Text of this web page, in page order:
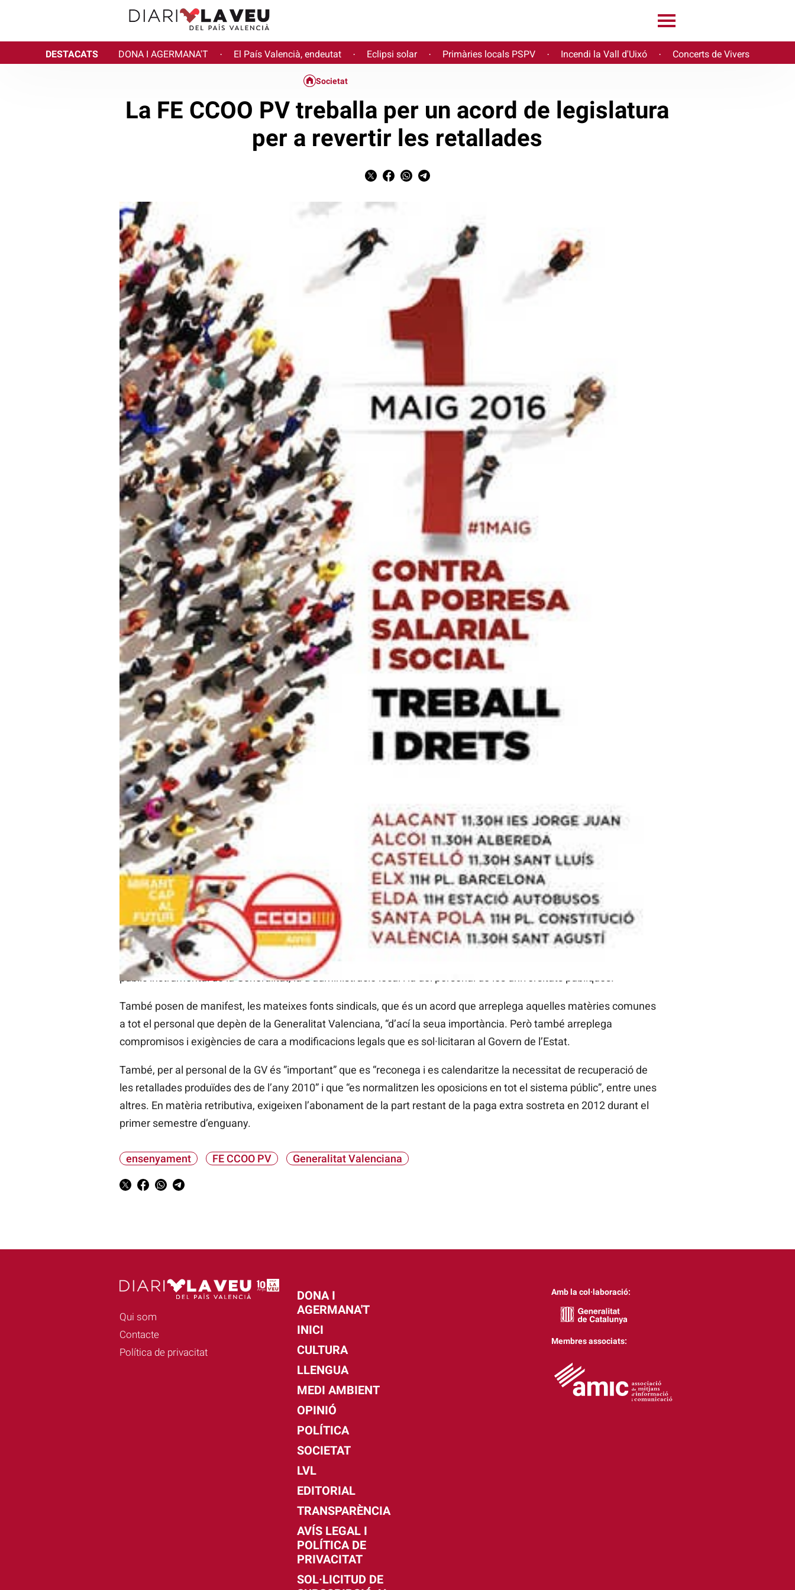
DESTACATS DONA I AGERMANA'T · El País Valencià, endeutat · Eclipsi solar · Primàries locals PSPV · Incendi la Vall d'Uixó · Concerts de Vivers
Societat
La FE CCOO PV treballa per un acord de legislatura
per a revertir les retallades
Diari LaVeu
29/04/2016 15:00
RedactaVeu / València
Les ofertes d’ocupació pública al llarg d’aquests quatre anys han de permetre, segons
de provisionalitat dels serveis a un 10% de les plantilles de cada sector de l’administració autonòmica”.
En la Mesa General de Negociació del personal funcionari, estatutari i laboral de la Generalitat Valenciana (MGN 1),
de la qual forma part l’àrea pública de CCOO PV, estan negociant un acord de legislatura “amb l’objectiu de
calendaritzar la negociació col·lectiva al llarg de quatre anys i de prioritzar els temes que s’han de negociar”. Així,
segons la federació, en aquests moments, l’administració de la Generalitat Valenciana, ha presentat, fruit de la
negociació, tres esborranys, l’últim dels quals serà estudiat en la taula tècnica del pròxim dilluns.
“És evident que han hagut aproximacions, però encara queden per tancar determinats apartats que anirien en la
línia del que estem demandant, canvis de polítiques en comparació de l’anterior Consell que han de concretar-se
en accions al llarg d’aquests quatre anys”, subratllen des deFE CCOO) PV.
La federació sindical destaca que és un acord global que afecta tot el personal de les següents administracions:
personal de l’administració del Consell, personal sanitari i estatutari, personal d’educació, personal de justícia i que
també arreplega la referència a un altre personal afectat pels pressupostos de la Generalitat, personal d’educació
concertada, personal de les fundacions i empreses públiques de la Generalitat, personal d’administració local i
personal de les universitats públiques, creant-se així taules negociadores fins ara inexistents, com la del sector
públic instrumental de la Generalitat, la d’administració local i la del personal de les universitats públiques.
També posen de manifest, les mateixes fonts sindicals, que és un acord que arreplega aquelles matèries comunes
a tot el personal que depèn de la Generalitat Valenciana, “d’ací la seua importància. Però també arreplega
compromisos i exigències de cara a modificacions legals que es sol·licitaran al Govern de l’Estat.
També, per al personal de la GV és “important” que es “reconega i es calendaritze la necessitat de recuperació de
les retallades produïdes des de l’any 2010” i que “es normalitzen les oposicions en tot el sistema públic”, entre unes
altres. En matèria retributiva, exigeixen l’abonament de la part restant de la paga extra sostreta en 2012 durant el
primer semestre d’enguany.
ensenyament FE CCOO PV Generalitat Valenciana
Qui som
Contacte
Política de privacitat
DONA I
AGERMANA'T
INICI
CULTURA
LLENGUA
MEDI AMBIENT
OPINIÓ
POLÍTICA
SOCIETAT
LVL
EDITORIAL
TRANSPARÈNCIA
AVÍS LEGAL I
POLÍTICA DE
PRIVACITAT
SOL·LICITUD DE
Amb la col·laboració:
Membres associats: